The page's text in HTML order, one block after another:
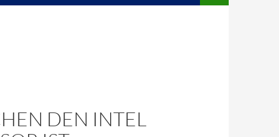
DEN INTEL